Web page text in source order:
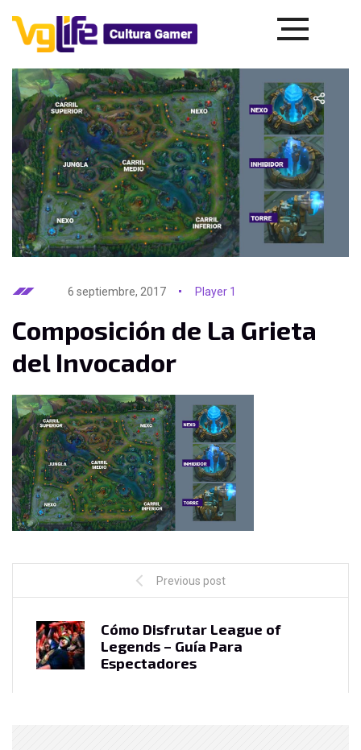
6 septiembre, 2017 Player 1
Composición de La Grieta
del Invocador
Previous post
Cómo Disfrutar League of
Legends – Guía Para
Espectadores